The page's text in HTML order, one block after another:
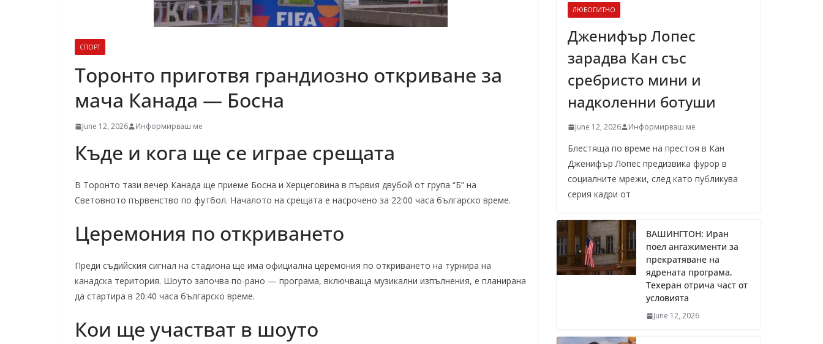
СПОРТ
Торонто приготвя грандиозно откриване за
мача Канада — Босна
June 12, 2026 Информирваш ме
Къде и кога ще се играе срещата
В Торонто тази вечер Канада ще приеме Босна и Херцеговина в първия двубой от група “Б” на
Световното първенство по футбол. Началото на срещата е насрочено за 22:00 часа българско време.
Церемония по откриването
Преди съдийския сигнал на стадиона ще има официална церемония по откриването на турнира на
канадска територия. Шоуто започва по-рано — програма, включваща музикални изпълнения, е планирана
да стартира в 20:40 часа българско време.
Кои ще участват в шоуто
ЛЮБОПИТНО
Дженифър Лопес
зарадва Кан със
сребристо мини и
надколенни ботуши
June 12, 2026 Информирваш ме
Блестяща по време на престоя в Кан
Дженифър Лопес предизвика фурор в
социалните мрежи, след като публикува
серия кадри от
ВАШИНГТОН: Иран
поел ангажименти за
прекратяване на
ядрената програма,
Техеран отрича част от
условията
June 12, 2026